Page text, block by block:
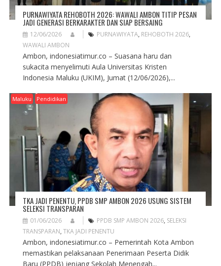
PURNAWIYATA REHOBOTH 2026: WAWALI AMBON TITIP PESAN
JADI GENERASI BERKARAKTER DAN SIAP BERSAING
12/06/2026 PURNAWIYATA, REHOBOTH 2026,
WAWALI AMBON
Ambon, indonesiatimur.co – Suasana haru dan
sukacita menyelimuti Aula Universitas Kristen
Indonesia Maluku (UKIM), Jumat (12/06/2026),...
Maluku Pendidikan
TKA JADI PENENTU, PPDB SMP AMBON 2026 USUNG SISTEM
SELEKSI TRANSPARAN
01/06/2026 PPDB SMP AMBON 2026, SELEKSI
TRANSPARAN, TKA JADI PENENTU
Ambon, indonesiatimur.co – Pemerintah Kota Ambon
memastikan pelaksanaan Penerimaan Peserta Didik
Baru (PPDB) jenjang Sekolah Menengah...